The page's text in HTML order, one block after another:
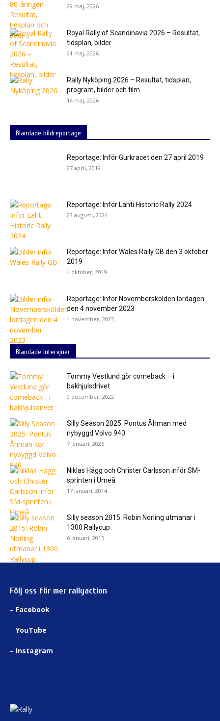
29 maj, 2026
Royal Rally of Scandinavia 2026 – Resultat,
tidsplan, bilder
21 maj, 2026
Rally Nyköping 2026 – Resultat, tidsplan,
program, bilder och film
14 maj, 2026
Blandade bildreportage
Reportage: Inför Gurkracet den 27 april 2019
27 april, 2019
Reportage: Inför Lahti Historic Rally 2024
23 augusti, 2024
Reportage: Inför Wales Rally GB den 3 oktober
2019
4 oktober, 2019
Reportage: Inför Novemberskölden lördagen
den 4 november 2023
4 november, 2023
Blandade intervjuer
Tommy Vestlund gör comeback – i
bakhjulsdrivet
9 december, 2022
Silly Season 2025: Pontus Åhman med
nybyggd Volvo 940
7 januari, 2025
Niklas Hägg och Christer Carlsson inför SM-
sprinten i Umeå
17 januari, 2014
Silly season 2015: Robin Norling utmanar i
1300 Rallycup
6 januari, 2015
Följ oss för mer rallyaction
– Facebook
– YouTube
– Instagram